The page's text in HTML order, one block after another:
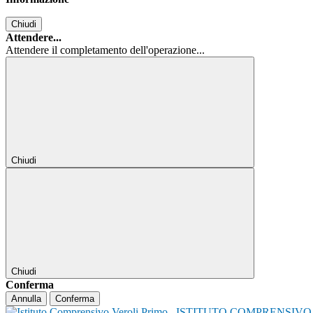
Chiudi
Attendere...
Attendere il completamento dell'operazione...
Chiudi
Chiudi
Conferma
Annulla Conferma